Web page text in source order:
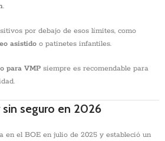
.
por debajo de esos límites, como
asistido o patinetes infantiles.
para VMP siempre es recomendable para
seguro en 2026
en el BOE en julio de 2025 y estableció un